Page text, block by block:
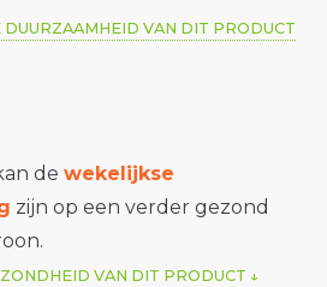
DUURZAAMHEID VAN DIT PRODUCT
de wekelijkse
zijn op een verder gezond
VAN DIT PRODUCT